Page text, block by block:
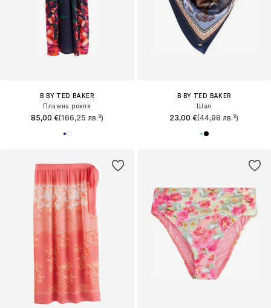
B BY TED BAKER
Плажна рокля
85,00 €(166,25 лв.³)
B BY TED BAKER
Шал
23,00 €(44,98 лв.³)